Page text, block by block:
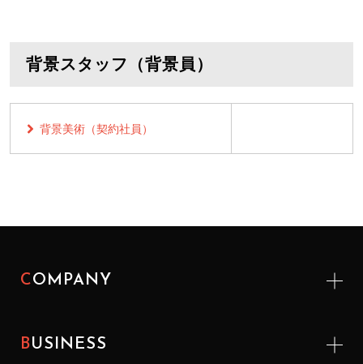
背景スタッフ（背景員）
背景美術（契約社員）
COMPANY
BUSINESS